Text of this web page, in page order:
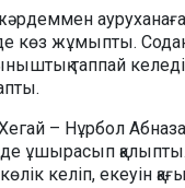
ауруханаға
көз жұмыпты.
таппай келеді.
– Нұрбол
ұшырасып қалыпты.
келіп, екеуін